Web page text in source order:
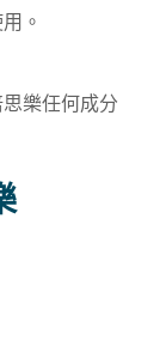
。
樂任何成分